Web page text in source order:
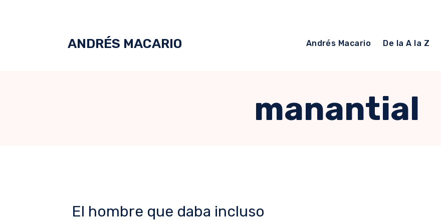
ANDRÉS MACARIO Andrés Macario De la A la Z
manantial
El hombre que daba incluso